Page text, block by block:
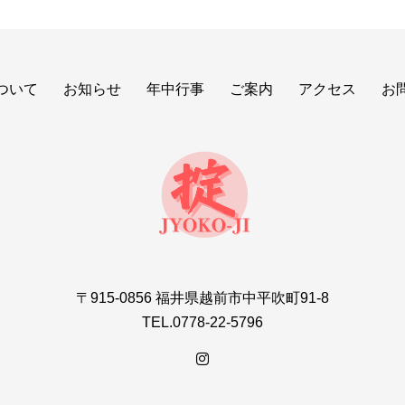
いて お知らせ 年中行事 ご案内 アクセス お
〒915-0856 福井県越前市中平吹町91-8
TEL.0778-22-5796